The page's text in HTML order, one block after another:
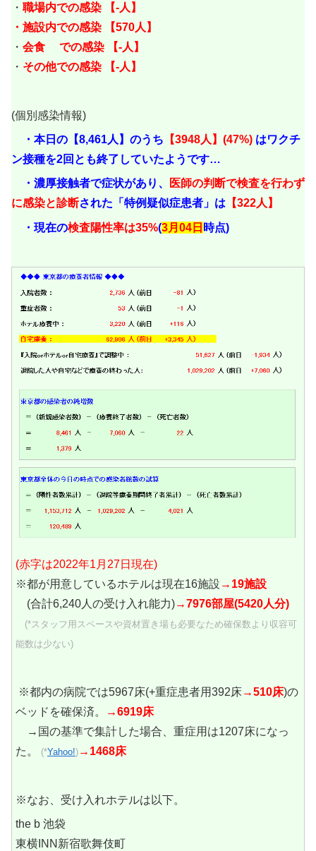
・ 職場内での感染 【-人】
・施設内での感染
【570人】
・ 会食 での感染 【-人 】
・ その他での感染 【-人 】
(個別感染情報)
・本日の【8,461人】のうち 【3948人】(47%) はワクチ
ン接種を2回とも終了していたようです…
・濃厚接触者で症状があり、
医師の判断で検査を行わず
に感染と診断された「特例疑似症患者」は 【322人】
・現在の検査陽性率は35%(3月04日 時点)
(赤字は2022年1月27日現在)
※都が用意しているホテルは現在16施設 →19施設
(合計6,240人の受け入れ能力)→7976部屋(5420人分)
(*スタッフ用スペースや資材置き場も必要なため確保数より収容可
能数は少ない)
※都内の病院では5967床(+重症患者用392床→510床)の
ベッドを確保済。
→6919床
→国の基準で集計した場合、重症用は1207床になっ
た。
(*Yahoo!) →1468床
※なお、受け入れホテルは以下。
the b 池袋
東横INN新宿歌舞伎町